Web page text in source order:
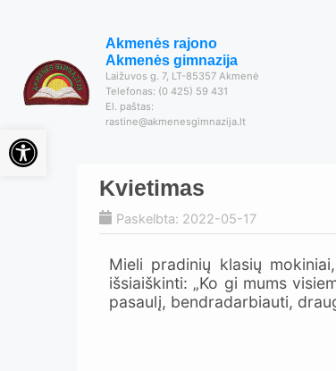
Akmenės rajono
Akmenės gimnazija
Laižuvos g. 7, LT-85357 Akmenė
Telefonas: (0 425) 59 431
El. paštas:
rastine@akmenesgimnazija.lt
Kvietimas
Paskelbta: 2022-05-17
Mieli pradinių klasių
išsiaiškinti: „Ko gi mums
pasaulį, bendradarbiauti,
Open toolbar